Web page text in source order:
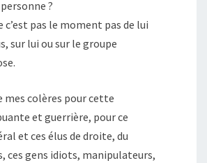
?
c’est pas le moment pas de lui
sur lui ou sur le groupe
mes colères pour cette
et guerrière, pour ce
et ces élus de droite, du
ces gens idiots, manipulateurs,